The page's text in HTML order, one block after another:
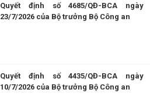
Quyết định số 4685/QĐ-BCA ngày
23/7/2026 của Bộ trưởng Bộ Công an
Quyết định số 4435/QĐ-BCA ngày
10/7/2026 của Bộ trưởng Bộ Công an